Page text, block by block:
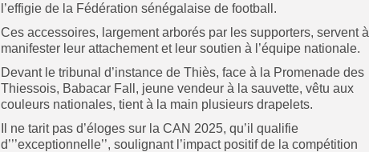
l’effigie de la Fédération sénégalaise de football.
Ces accessoires, largement arborés par les supporters, servent à
manifester leur attachement et leur soutien à l’équipe nationale.
Devant le tribunal d’instance de Thiès, face à la Promenade des
Thiessois, Babacar Fall, jeune vendeur à la sauvette, vêtu aux
couleurs nationales, tient à la main plusieurs drapelets.
Il ne tarit pas d’éloges sur la CAN 2025, qu’il qualifie
d’’’exceptionnelle’’, soulignant l’impact positif de la compétition